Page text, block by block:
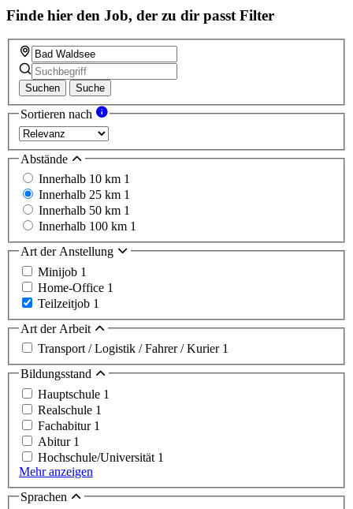
Finde hier den Job, der zu dir passt Filter
Suchen Suche
Sortieren nach
Abstände
Innerhalb 10 km 1
Innerhalb 25 km 1
Innerhalb 50 km 1
Innerhalb 100 km 1
Art der Anstellung
Minijob 1
Home-Office 1
Teilzeitjob 1
Art der Arbeit
Transport / Logistik / Fahrer / Kurier 1
Bildungsstand
Hauptschule 1
Realschule 1
Fachabitur 1
Abitur 1
Hochschule/Universität 1
Mehr anzeigen
Sprachen